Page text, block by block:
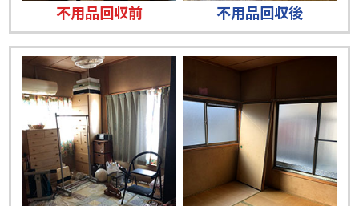
不用品回収前 不用品回収後